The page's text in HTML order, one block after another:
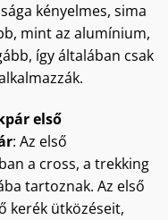
kényelmes, sima
mint az alumínium,
így általában csak
első
: Az első
a cross, a trekking
tartoznak. Az első
kerék ütközéseit,